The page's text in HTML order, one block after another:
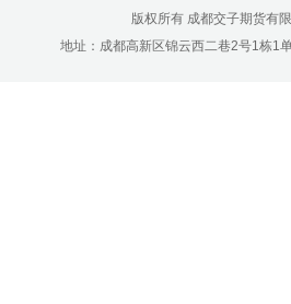
版权所有 成都交子期货有
地址：成都高新区锦云西二巷2号1栋1